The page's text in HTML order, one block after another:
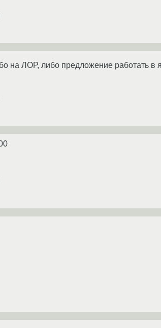
на ЛОР, либо предложение работать в